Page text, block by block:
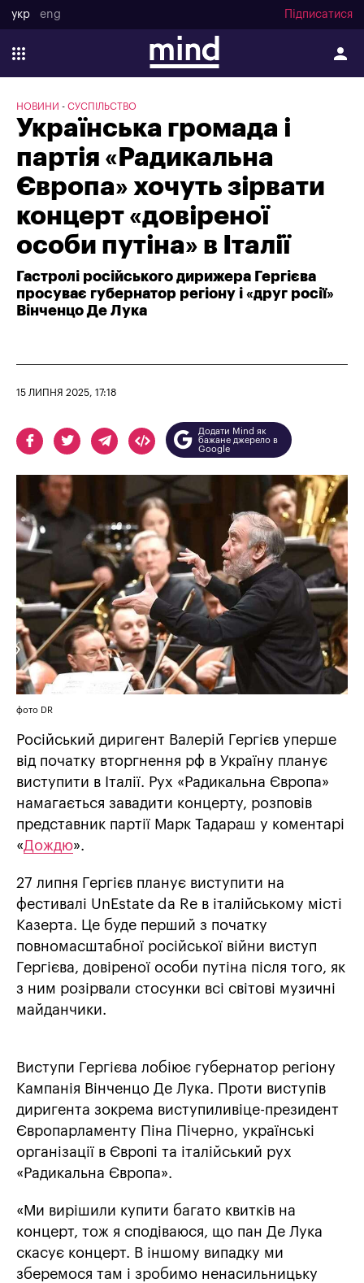
укр eng Підписатися
НОВИНИ СУСПІЛЬСТВО
Українська громада і
партія «Радикальна
Європа» хочуть зірвати
концерт «довіреної
особи путіна» в Італії
Гастролі російського дирижера Гергієва
просуває губернатор регіону і «друг росії»
Вінченцо Де Лука
15 ЛИПНЯ 2025, 17:18
Додати Mind як
бажане джерело в
Google
фото DR
Російський диригент Валерій Гергієв уперше
від початку вторгнення рф в Україну планує
виступити в Італії. Рух «Радикальна Європа»
намагається завадити концерту, розповів
представник партії Марк Тадараш у коментарі
«Дождю».
27 липня Гергієв планує виступити на
фестивалі UnEstate da Re в італійському місті
Казерта. Це буде перший з початку
повномасштабної російської війни виступ
Гергієва, довіреної особи путіна після того, як
з ним розірвали стосунки всі світові музичні
майданчики.
Виступи Гергієва лобіює губернатор регіону
Кампанія Вінченцо Де Лука. Проти виступів
диригента зокрема виступиливіце-президент
Європарламенту Піна Пічерно, українські
організації в Європі та італійський рух
«Радикальна Європа».
«Ми вирішили купити багато квитків на
концерт, тож я сподіваюся, що пан Де Лука
скасує концерт. В іншому випадку ми
зберемося там і зробимо ненасильницьку